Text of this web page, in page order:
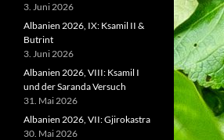
3. Juni 2026
Albanien 2026, IX: Ksamil II &
Butrint
3. Juni 2026
Albanien 2026, VIII: Ksamil I
und der Saranda Versuch
31. Mai 2026
Albanien 2026, VII: Gjirokastra
30. Mai 2026